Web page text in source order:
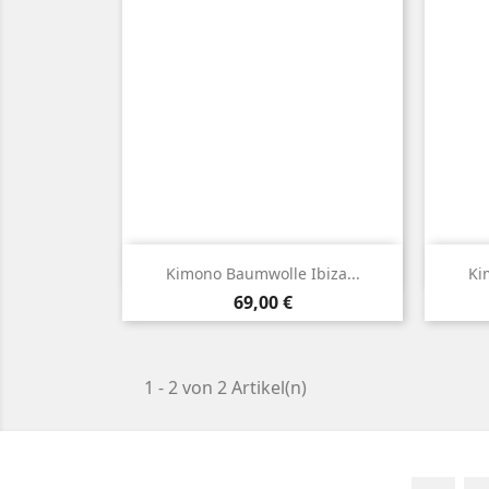
Kimono Baumwolle Ibiza...
Preis
69,00 €
 Vorschau
1 - 2 von 2 Artikel(n)